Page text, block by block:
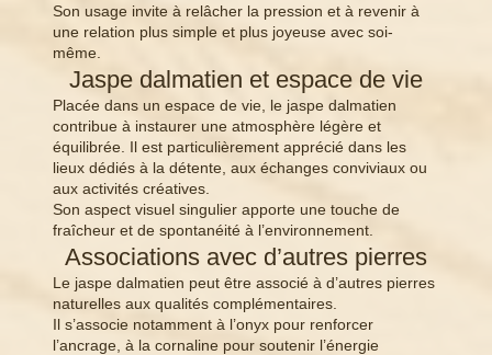
Son usage invite à relâcher la pression et à revenir à
une relation plus simple et plus joyeuse avec soi-
même.
Jaspe dalmatien et espace de vie
Placée dans un espace de vie, le jaspe dalmatien
contribue à instaurer une atmosphère légère et
équilibrée. Il est particulièrement apprécié dans les
lieux dédiés à la détente, aux échanges conviviaux ou
aux activités créatives.
Son aspect visuel singulier apporte une touche de
fraîcheur et de spontanéité à l’environnement.
Associations avec d’autres pierres
Le jaspe dalmatien peut être associé à d’autres pierres
naturelles aux qualités complémentaires.
Il s’associe notamment à l’onyx pour renforcer
l’ancrage, à la cornaline pour soutenir l’énergie